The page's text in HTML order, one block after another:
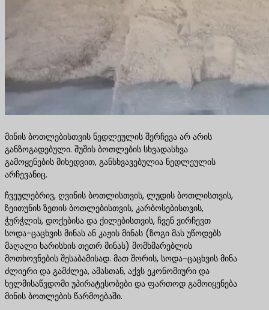
მინის ბოთლებისთვის ნედლეულის შერჩევა არ არის
განზოგადებული. შუშის ბოთლების სხვადასხვა
გამოყენების მიხედვით, განსხვავებულია ნედლეულის
არჩევანიც.
ჩვეულებრივ, ღვინის ბოთლისთვის, ლუდის ბოთლისთვის,
ზეითუნის ზეთის ბოთლებისთვის, კარბოსებისთვის,
ჭურჭლის, დოქებისა და ქილებისთვის, ჩვენ ვირჩევთ
სოდა-ცაცხვის მინას ან კაჟის მინას (ზოგი მას უწოდებს
მაღალი ხარისხის თეთრ მინას) მომხმარებლის
მოთხოვნების შესაბამისად. მათ შორის, სოდა-ცაცხვის მინა
ძლიერი და გამძლეა, ამასთან, აქვს ეკონომიური და
ხელმისაწვდომი უპირატესობები და ფართოდ გამოიყენება
მინის ბოთლების წარმოებაში.